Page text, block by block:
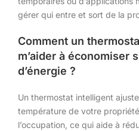
gérer qui entre et sort de la
Comment un
m’aider à économiser
d’énergie ?
Un thermostat intelligent
température de votre
l’occupation, ce qui aide à